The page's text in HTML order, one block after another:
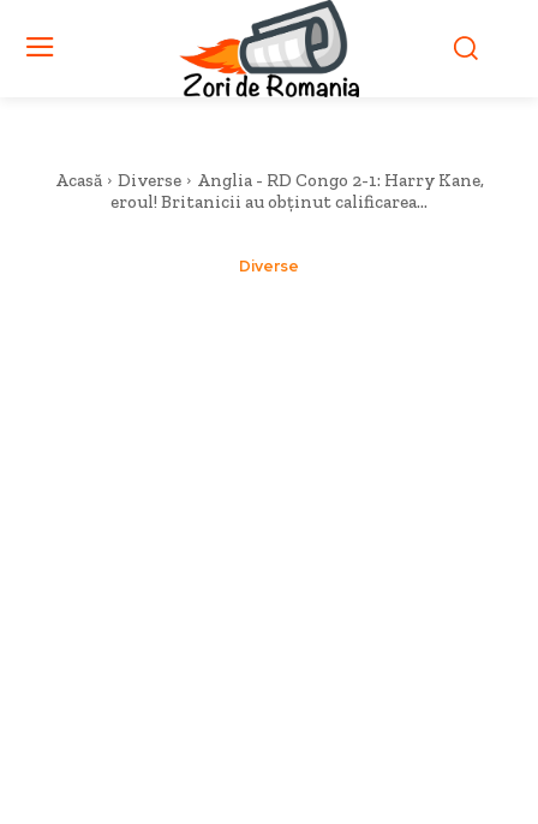
Acasă Diverse
Anglia - RD Congo 2-1: Harry Kane,
eroul! Britanicii au obținut calificarea...
Diverse